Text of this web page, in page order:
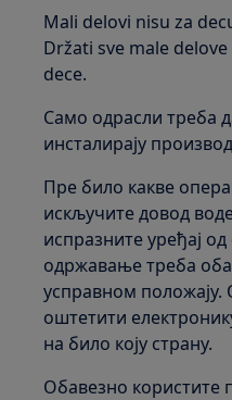
Mali delovi nisu za
Držati sve male
dece.
Само одрасли треба
инсталирају
Пре било какве
искључите довод
испразните уређај
одржавање треба
усправном
оштетити
на било коју страну.
Обавезно користите